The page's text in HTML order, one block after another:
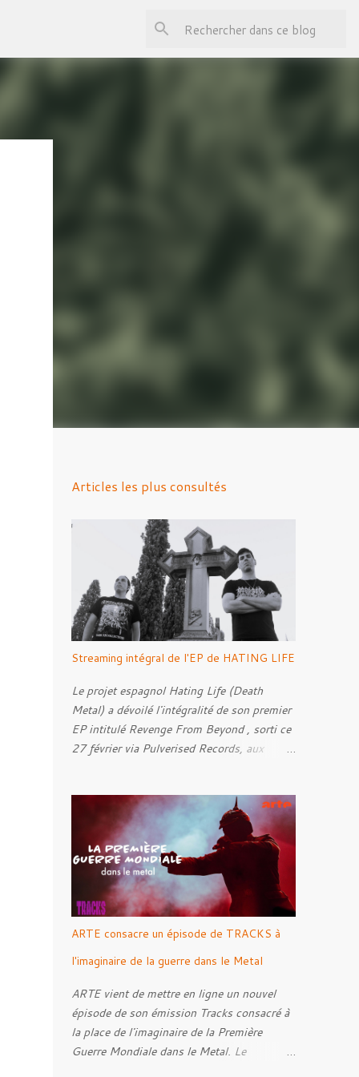
Articles les plus consultés
Streaming intégral de l'EP de HATING LIFE
Le projet espagnol Hating Life (Death
Metal) a dévoilé l'intégralité de son premier
EP intitulé Revenge From Beyond , sorti ce
27 février via Pulverised Records, aux
et mixé par Santi et l'artwork a été réalisé
par Luxi Lahtinen. Tracklist: 01. Into The
Grave 02. The Eternal Embrace 03. A
Somber Night 04. Rebellion Against The
Vile 05. Revenge From Beyond 06. The
Sense Of Fear
ARTE consacre un épisode de TRACKS à
l'imaginaire de la guerre dans le Metal
ARTE vient de mettre en ligne un nouvel
épisode de son émission Tracks consacré à
la place de l'imaginaire de la Première
Guerre Mondiale dans le Metal. Le